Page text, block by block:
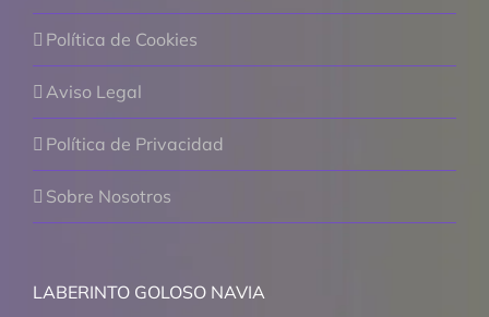
Política de Cookies
Aviso Legal
Política de Privacidad
Sobre Nosotros
LABERINTO GOLOSO NAVIA